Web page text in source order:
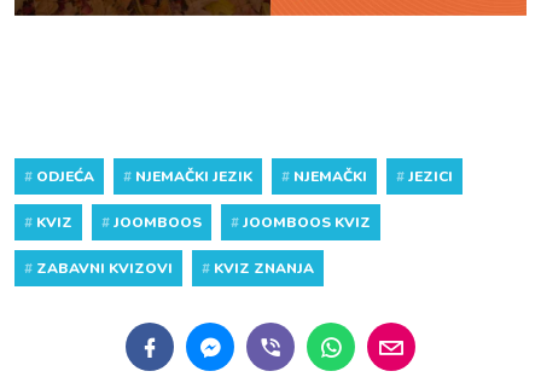
# ODJEĆA # NJEMAČKI JEZIK # NJEMAČKI #JEZICI
# KVIZ #JOOMBOOS #JOOMBOOS KVIZ
# ZABAVNI KVIZOVI # KVIZ ZNANJA